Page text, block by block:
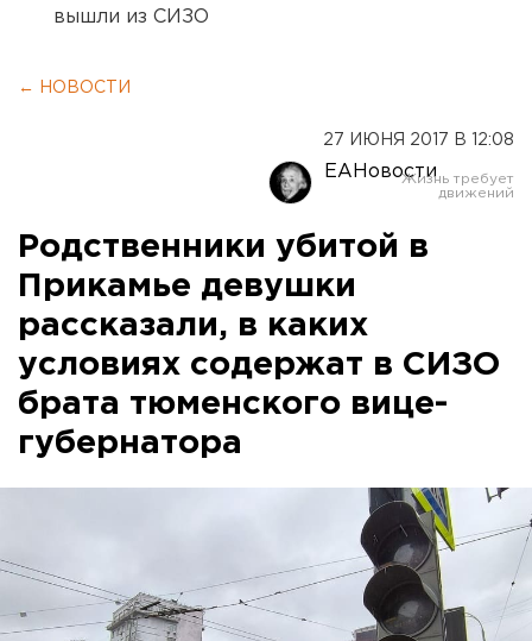
вышли из СИЗО
← НОВОСТИ
27 ИЮНЯ 2017 В 12:08
ЕАНовости
Родственники убитой в
Прикамье девушки
рассказали, в каких
условиях содержат в СИЗО
брата тюменского вице-
губернатора